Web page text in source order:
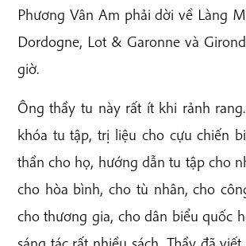
Phương Vân Am phải dời về Làng
Dordogne, Lot & Garonne và
giờ.
Ông thầy tu này rất ít khi rảnh
khóa tu tập, trị liệu cho cựu chiến
thần cho họ, hướng dẫn tu tập cho
cho hòa bình, cho tù nhân, cho
cho thương gia, cho dân biểu quốc